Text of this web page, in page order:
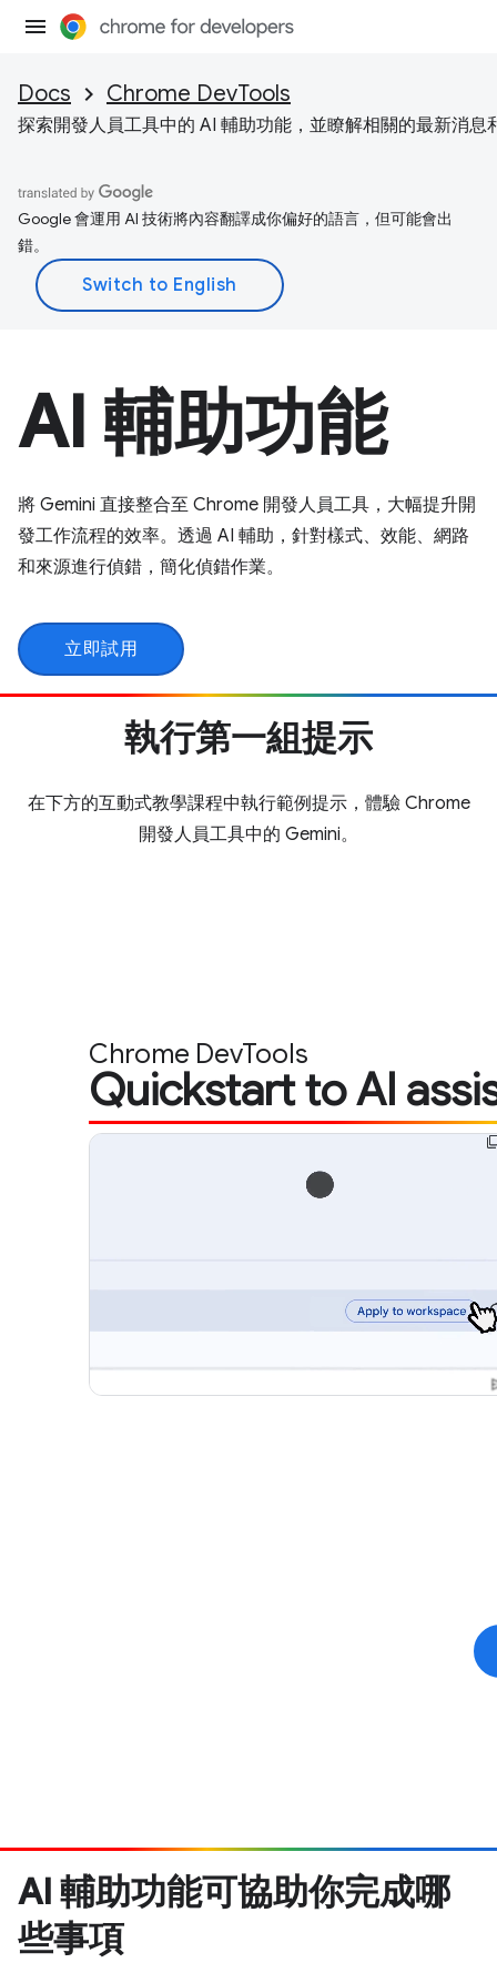
Docs Chrome DevTools
探索開發人員工具中的 AI 輔助功能，並瞭解相關的最新消息
Google 會運用 AI 技術將內容翻譯成你偏好的語言，但可能會出
錯。
AI 輔助功能
將 Gemini 直接整合至 Chrome 開發人員工具，大幅提升開
發工作流程的效率。透過 AI 輔助，針對樣式、效能、網路
和來源進行偵錯，簡化偵錯作業。
立即試用
執行第一組提示
在下方的互動式教學課程中執行範例提示，體驗 Chrome
開發人員工具中的 Gemini。
AI 輔助功能可協助你完成哪
些事項